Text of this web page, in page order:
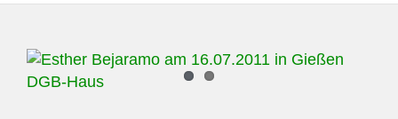
Zeige
grösseres